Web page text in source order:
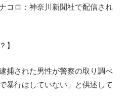
コロ：神奈川新聞社で配信され
】
捕された男性が警察の取り調べ
暴行はしていない」と供述して